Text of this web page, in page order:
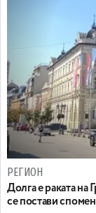
РЕГИОН
Долга е раката на
се постави